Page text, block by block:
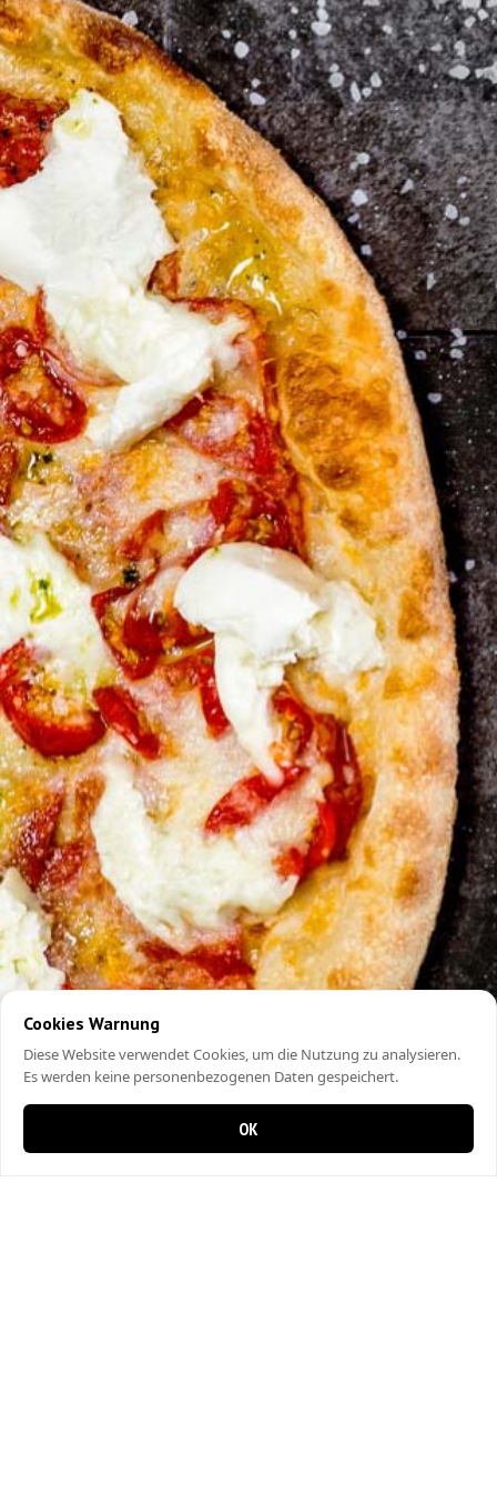
Cookies Warnung
Diese Website verwendet Cookies, um die Nutzung zu analysieren.
Es werden keine personenbezogenen Daten gespeichert.
OK